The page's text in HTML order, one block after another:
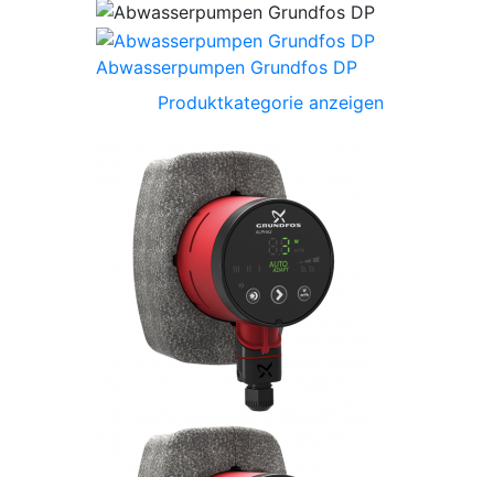
Abwasserpumpen Grundfos DP
Produktkategorie anzeigen